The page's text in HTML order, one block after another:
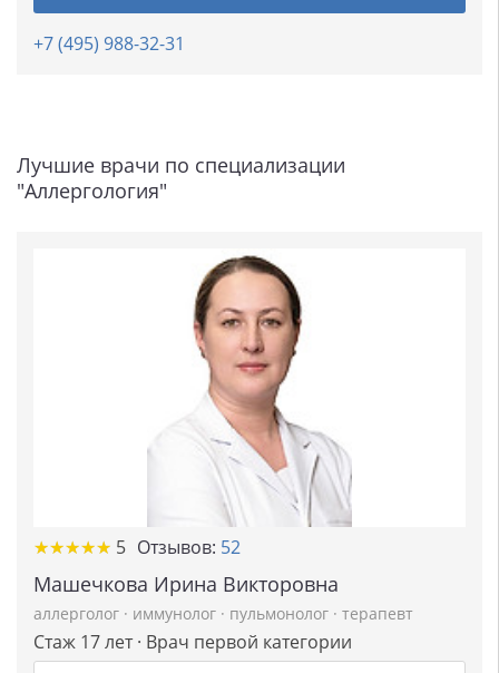
+7 (495) 988-32-31
Лучшие врачи по специализации
"Аллергология"
★★★★★
★★★★★ 5 Отзывов: 52
Машечкова Ирина Викторовна
аллерголог · иммунолог · пульмонолог · терапевт
Стаж 17 лет · Врач первой категории